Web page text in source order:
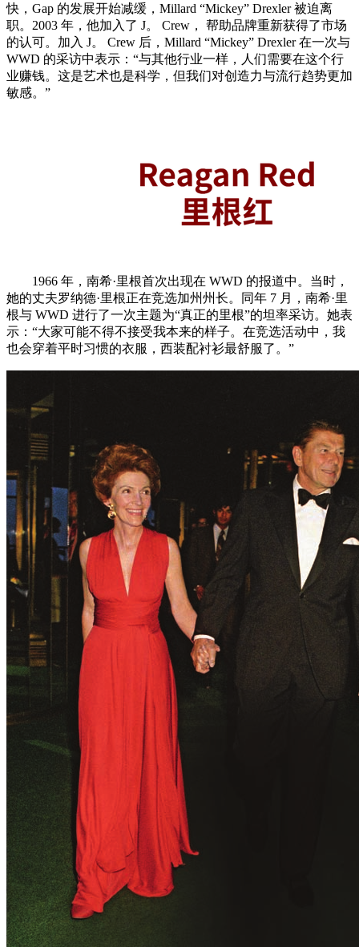
快，Gap 的发展开始减缓，Millard “Mickey” Drexler 被迫离
职。2003 年，他加入了 J。 Crew， 帮助品牌重新获得了市场
的认可。加入 J。 Crew 后，Millard “Mickey” Drexler 在一次与
WWD 的采访中表示：“与其他行业一样，人们需要在这个行
业赚钱。这是艺术也是科学，但我们对创造力与流行趋势更加
敏感。”
1966 年，南希·里根首次出现在 WWD 的报道中。当时，
她的丈夫罗纳德·里根正在竞选加州州长。同年 7 月，南希·里
根与 WWD 进行了一次主题为“真正的里根”的坦率采访。她表
示：“大家可能不得不接受我本来的样子。在竞选活动中，我
也会穿着平时习惯的衣服，西装配衬衫最舒服了。”